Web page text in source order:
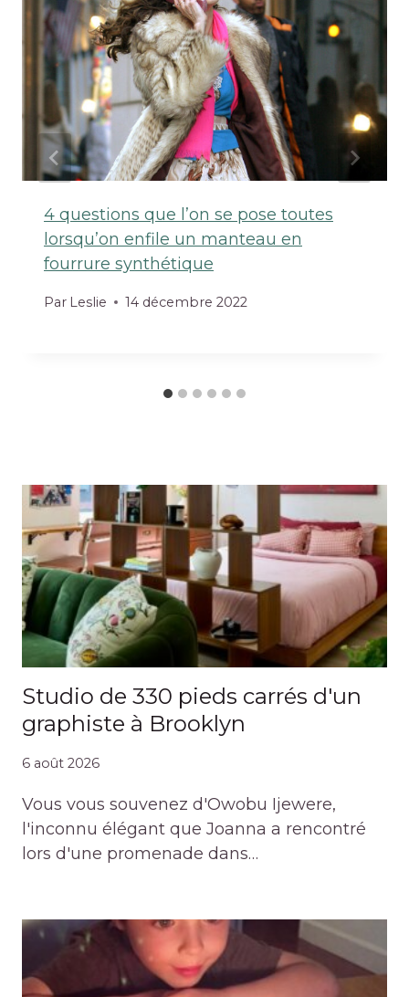
4 questions que l’on se pose toutes
lorsqu’on enfile un manteau en
fourrure synthétique
Par Leslie 14 décembre 2022
Studio de 330 pieds carrés d'un
graphiste à Brooklyn
6 août 2026
Vous vous souvenez d'Owobu Ijewere,
l'inconnu élégant que Joanna a rencontré
lors d'une promenade dans…